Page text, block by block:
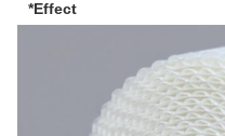
*Effect